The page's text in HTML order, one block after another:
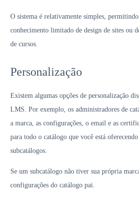
O sistema é relativamente simples,
conhecimento limitado de design de sites ou
de cursos.
Personalização
Existem algumas opções de personalização
LMS. Por exemplo, os administradores de
a marca, as configurações, o email e as
para todo o catálogo que você está
subcatálogos.
Se um subcatálogo não tiver sua própria
configurações do catálogo pai.